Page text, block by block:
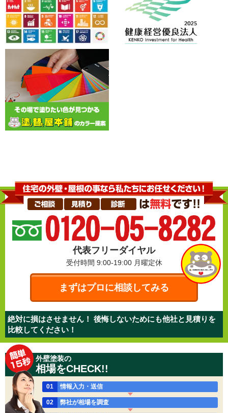
代表フリーダイヤル
受付時間 9:00-19:00 月曜定休
まずはプロに相談してみる
絶対に損はさせません！ 後悔しないためにも他社と見積りを
比較してください！
外壁塗装の
相場をCHECK!!
01 情報入力・送信
02 弊社が相場を調査